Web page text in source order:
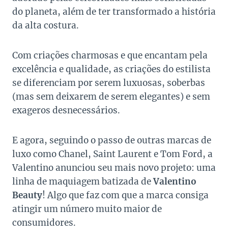
do planeta, além de ter transformado a história
da alta costura.
Com criações charmosas e que encantam pela
excelência e qualidade, as criações do estilista
sediferenciampor serem luxuosas, soberbas
(mas sem deixarem de serem elegantes) e sem
exageros desnecessários.
E agora, seguindo o passo de outras marcas de
luxo como Chanel, Saint Laurent e Tom Ford, a
Valentino anunciou seu mais novo projeto: uma
linha de maquiagem batizada deValentino
Beauty! Algo que faz com que a marca consiga
atingir um número muito maior de
consumidores.